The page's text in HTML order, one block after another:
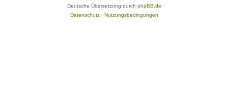
Deutsche Übersetzung durch phpBB.de
Datenschutz| Nutzungsbedingungen